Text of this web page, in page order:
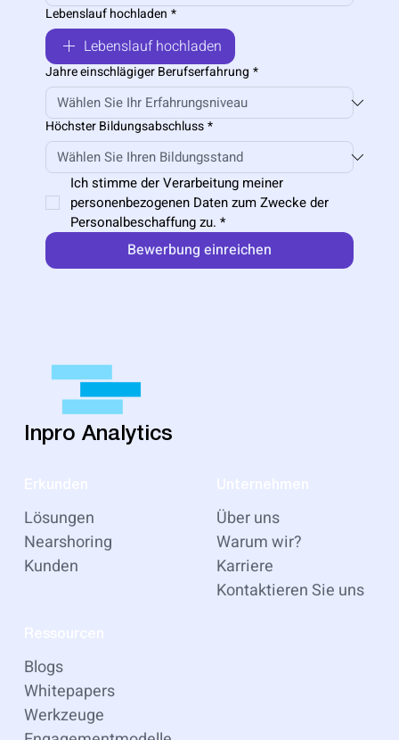
Lebenslauf hochladen *
Lebenslauf hochladen
Jahre einschlägiger Berufserfahrung *
Höchster Bildungsabschluss*
Ich stimme der Verarbeitung meiner
personenbezogenen Daten zum Zwecke der
Personalbeschaffung zu. *
Bewerbung einreichen
Lösungen
Nearshoring
Kunden
Über uns
Warum wir?
Karriere
Kontaktieren Sie uns
Blogs
Whitepapers
Werkzeuge
Inpro Analytics